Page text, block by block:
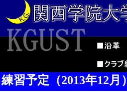
練習予定（2013年12月）